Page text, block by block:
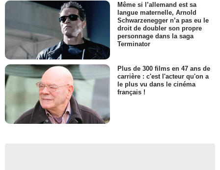
Même si l’allemand est sa
langue maternelle, Arnold
Schwarzenegger n’a pas eu le
droit de doubler son propre
personnage dans la saga
Terminator
Plus de 300 films en 47 ans de
carrière : c'est l'acteur qu'on a
le plus vu dans le cinéma
français !